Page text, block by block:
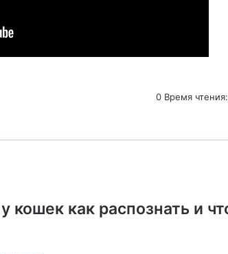
0 Время
кошек как распознать и